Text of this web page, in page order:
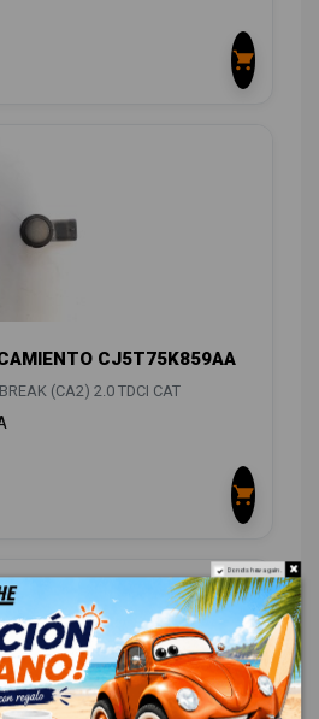
CJ5T75K859AA
(CA2) 2.0 TDCI CAT
Do not show again.